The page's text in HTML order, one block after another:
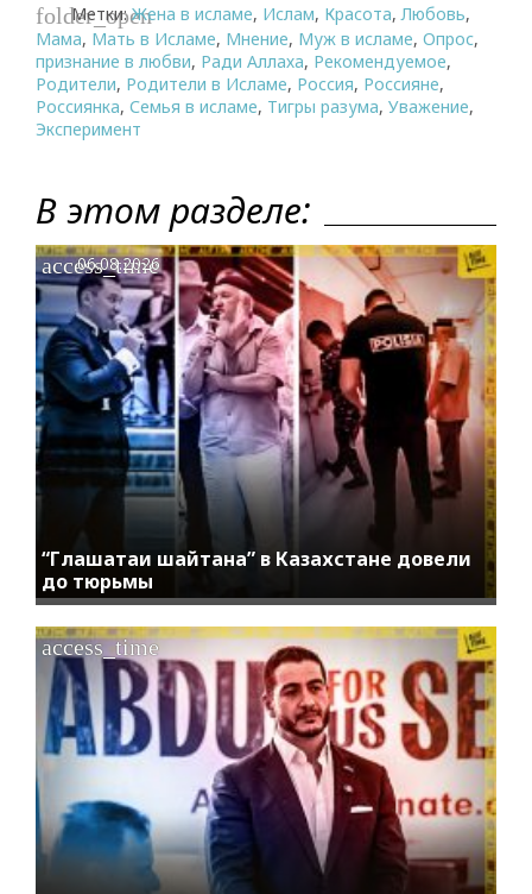
folder_open
Метки:Жена в исламе, Ислам, Красота, Любовь,
Мама, Мать в Исламе, Мнение, Муж в исламе, Опрос,
признание в любви, Ради Аллаха, Рекомендуемое,
Родители, Родители в Исламе, Россия, Россияне,
Россиянка, Семья в исламе, Тигры разума, Уважение,
Эксперимент
В этом разделе:
“Глашатаи шайтана” в Казахстане довели
до тюрьмы
access_time
06.08.2026
access_time